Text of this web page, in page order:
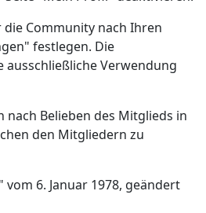
Community nach Ihren
festlegen. Die
Verwendung
Belieben des Mitglieds in
den Mitgliedern zu
6. Januar 1978, geändert